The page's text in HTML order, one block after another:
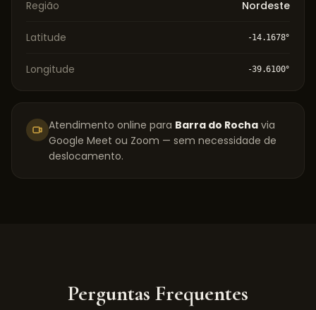
Região Nordeste
Latitude -14.1678°
Longitude -39.6100°
Atendimento online para Barra do Rocha via
Google Meet ou Zoom — sem necessidade de
deslocamento.
Perguntas Frequentes